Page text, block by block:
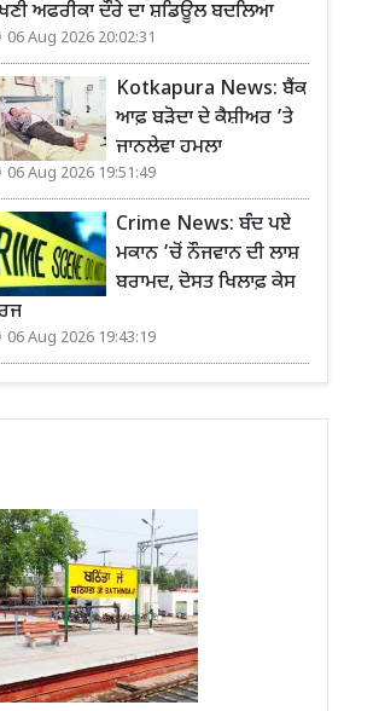
ਅਫਰੀਕਾ ਦੌਰੇ ਦਾ ਸ਼ਡਿਊਲ ਬਦਲਿਆ
06 Aug 2026 20:02:31
Kotkapura News: ਬੈਂਕ
ਆਫ਼ ਬੜੋਦਾ ਦੇ ਕੈਸ਼ੀਅਰ ’ਤੇ
ਜਾਨਲੇਵਾ ਹਮਲਾ
06 Aug 2026 19:51:49
Crime News: ਬੰਦ ਪਏ
ਮਕਾਨ ’ਚੋਂ ਨੌਜਵਾਨ ਦੀ ਲਾਸ਼
ਬਰਾਮਦ, ਦੋਸਤ ਖਿਲਾਫ਼ ਕੇਸ
06 Aug 2026 19:43:19